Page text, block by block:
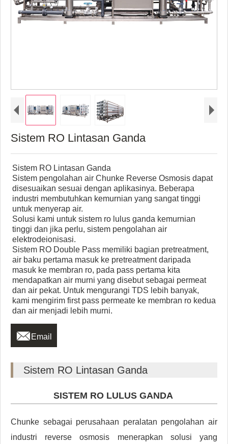
Sistem RO Lintasan Ganda
Sistem RO Lintasan Ganda
Sistem pengolahan air Chunke Reverse Osmosis dapat
disesuaikan sesuai dengan aplikasinya. Beberapa
industri membutuhkan kemurnian yang sangat tinggi
untuk menyerap air.
Solusi kami untuk sistem ro lulus ganda kemurnian
tinggi dan jika perlu, sistem pengolahan air
elektrodeionisasi.
Sistem RO Double Pass memiliki bagian pretreatment,
air baku pertama masuk ke pretreatment daripada
masuk ke membran ro, pada pass pertama kita
mendapatkan air murni yang disebut sebagai permeat
dan air pekat. Untuk mengurangi TDS lebih banyak,
kami mengirim first pass permeate ke membran ro kedua
dan air menjadi lebih murni.
 Email
Sistem RO Lintasan Ganda
SISTEM RO LULUS GANDA
Chunke sebagai perusahaan peralatan pengolahan air
industri reverse osmosis menerapkan solusi yang